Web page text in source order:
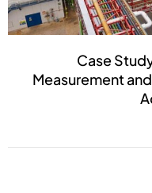
Case
Measurement